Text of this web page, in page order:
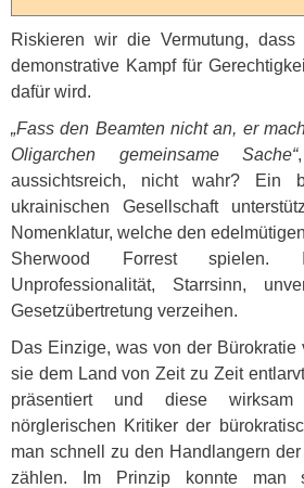
Riskieren wir die Vermutung,
demonstrative Kampf für
dafür wird.
„Fass den Beamten nicht an, er
Oligarchen gemeinsame Sache“
aussichtsreich, nicht wahr? Ein
ukrainischen Gesellschaft
Nomenklatur, welche den
Sherwood Forrest
Unprofessionalität, Starrsinn,
Gesetzübertretung verzeihen.
Das Einzige, was von der Bürokratie
sie dem Land von Zeit zu Zeit
präsentiert und diese
nörglerischen Kritiker der
man schnell zu den Handlangern
zählen. Im Prinzip konnte man